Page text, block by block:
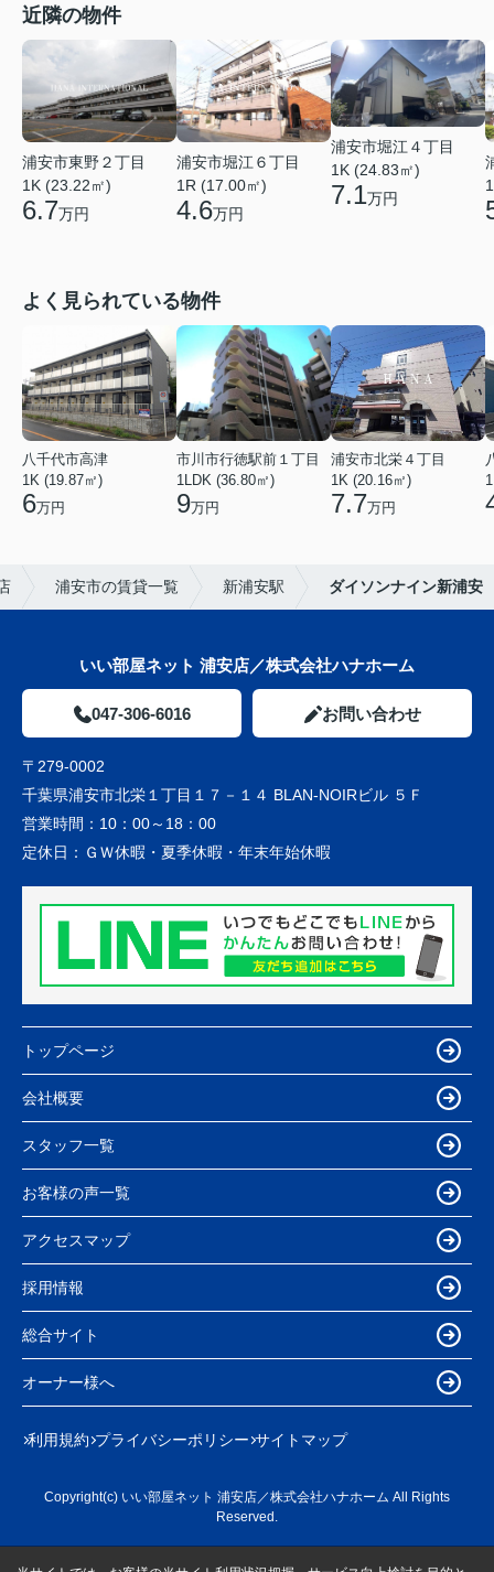
近隣の物件
浦安市東野２丁目
1K (23.22㎡)
6.7万円
浦安市堀江６丁目
1R (17.00㎡)
4.6万円
浦安市堀江４丁目
1K (24.83㎡)
7.1万円
よく見られている物件
八千代市高津
1K (19.87㎡)
6万円
市川市行徳駅前１丁目
1LDK (36.80㎡)
9万円
浦安市北栄４丁目
1K (20.16㎡)
7.7万円
浦安市の賃貸一覧 新浦安駅 ダイソンナイン新浦安
いい部屋ネット 浦安店／株式会社ハナホーム
047-306-6016 お問い合わせ
〒279-0002
千葉県浦安市北栄１丁目１７－１４ BLAN-NOIRビル ５Ｆ
営業時間： 10：00～18：00
定休日： ＧＷ休暇・夏季休暇・年末年始休暇
トップページ
会社概要
スタッフ一覧
お客様の声一覧
アクセスマップ
採用情報
総合サイト
オーナー様へ
利用規約 プライバシーポリシー サイトマップ
Copyright(c) いい部屋ネット 浦安店／株式会社ハナホーム All Rights
Reserved.